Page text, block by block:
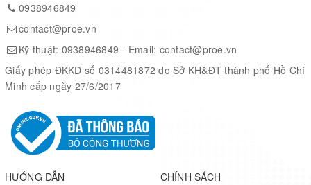
Program Memory Type
Program Memory Size 8KB
RAM Size
Maximum Expanded Memory Size
Programmability
0938946849
contact@proe.vn
Kỹ thuật: 0938946849 - Email: contact@proe.vn
Giấy phép ĐKKD số 0314481872 do Sở KH&ĐT thành phố Hồ Chí
Minh cấp ngày 27/6/2017
HƯỚNG DẪN
CHÍNH SÁCH